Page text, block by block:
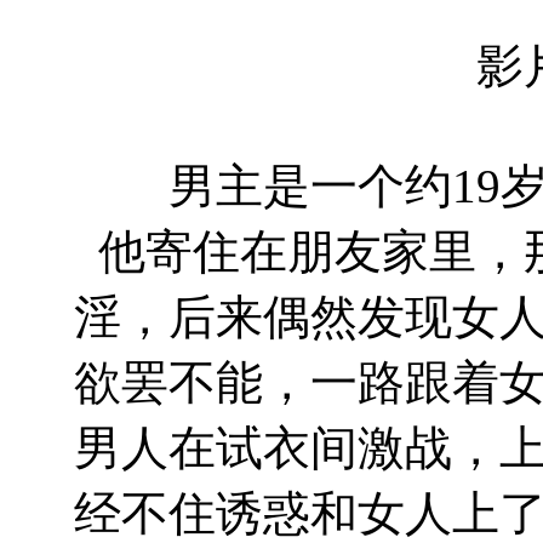
影
男主是一个约19岁
他寄住在朋友家里
淫，后来偶然发现女
欲罢不能，一路跟着
男人在试衣间激战，
经不住诱惑和女人上